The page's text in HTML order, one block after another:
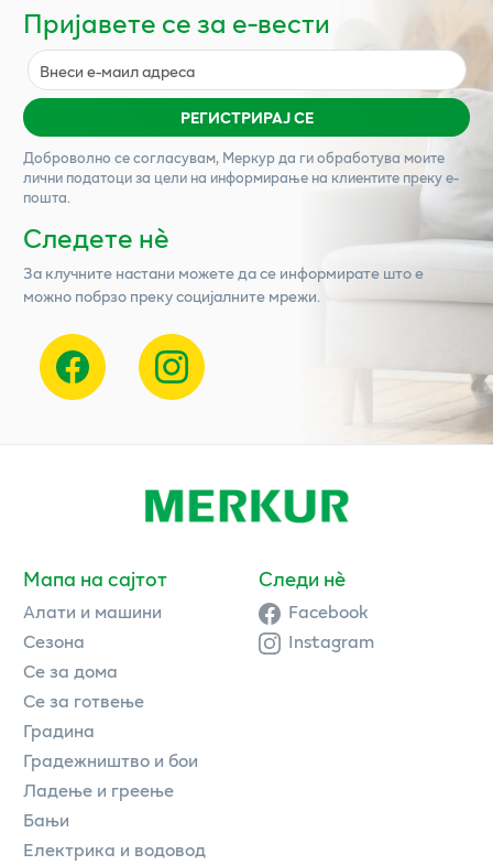
Пријавете се за е-вести
РЕГИСТРИРАЈ СЕ
Доброволно се согласувам, Меркурда ги обработува моите
лични податоци за цели на информирање на клиентите преку е-
пошта.
Следете нѐ
За клучните настани можете да се информирате што е
можно побрзо преку социјалните мрежи.
Мапа на сајтот
Алати и машини
Сезона
Се за дома
Се за готвење
Градина
Градежништво и бои
Ладење и греење
Бањи
Електрика и водовод
Следи нè
Facebook
Instagram